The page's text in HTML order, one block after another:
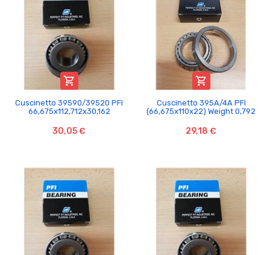

Cuscinetto 39590/39520 PFI
66,675x112,712x30,162
30,05 €

Cuscinetto 395A/4A PFI
(66,675x110x22) Weight 0,792
29,18 €